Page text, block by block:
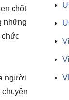
chốt
những
chức
người
chuyện